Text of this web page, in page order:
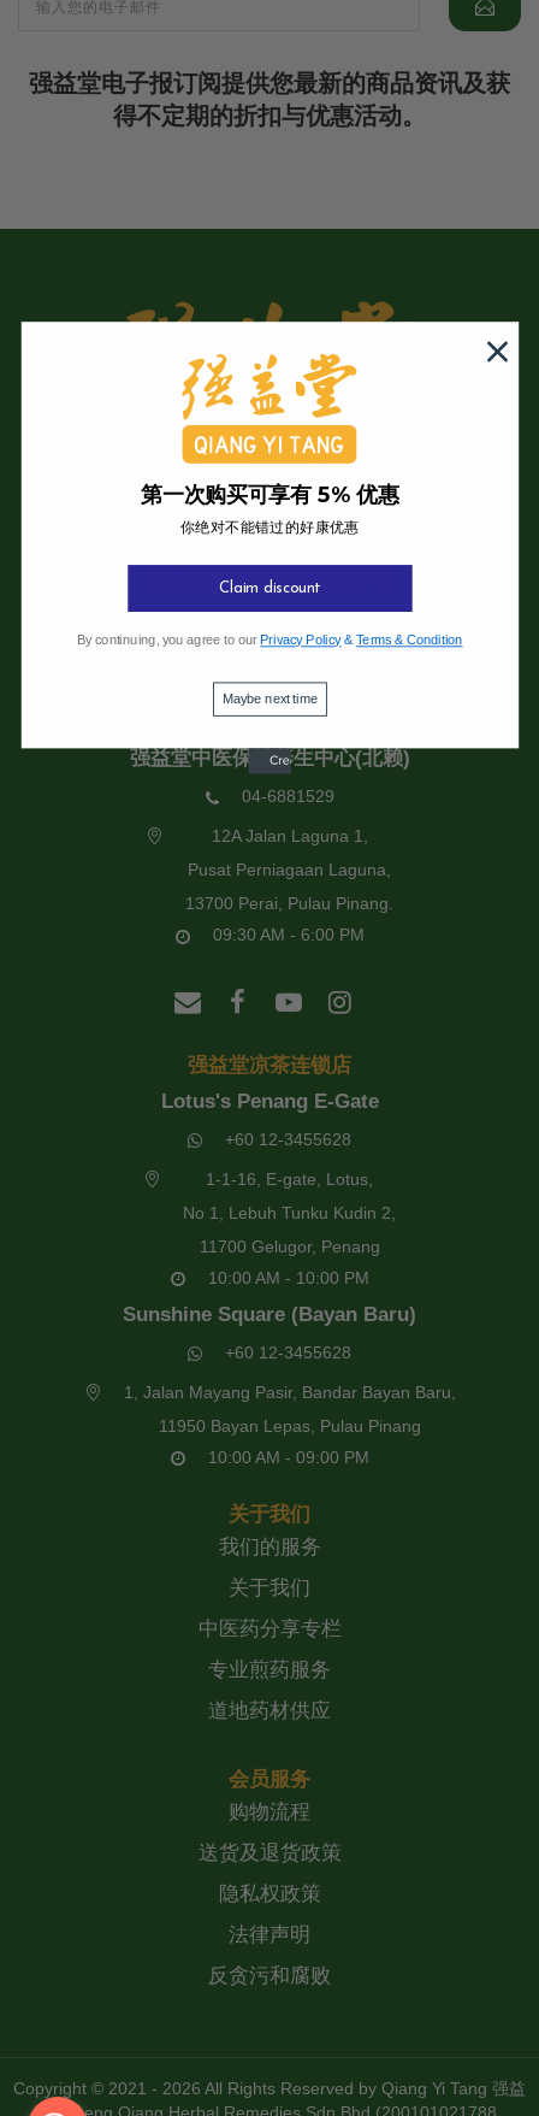
强益堂电子报订阅提供您最新的商品资讯及获
得不定期的折扣与优惠活动。
强益堂全息中医诊所
强益堂全息中医诊所(槟岛)
04-2832108
11600 Pulau Pinang.
09:30 AM - 6:00 PM
强益堂中医保健养生中心(北赖)
04-6881529
12A Jalan Laguna 1,
Pusat Perniagaan Laguna,
13700 Perai, Pulau Pinang.
09:30 AM - 6:00 PM
强益堂凉茶连锁店
Lotus's Penang E-Gate
+60 12-3455628
1-1-16, E-gate, Lotus,
No 1, Lebuh Tunku Kudin 2,
11700 Gelugor, Penang
10:00 AM - 10:00 PM
Sunshine Square (Bayan Baru)
+60 12-3455628
1, Jalan Mayang Pasir, Bandar Bayan Baru,
11950 Bayan Lepas, Pulau Pinang
10:00 AM - 09:00 PM
关于我们
我们的服务
关于我们
中医药分享专栏
专业煎药服务
道地药材供应
会员服务
购物流程
送货及退货政策
隐私权政策
法律声明
反贪污和腐败
Copyright © 2021 - 2026 All Rights Reserved by Qiang Yi Tang 强益
第一次购买可享有 5% 优惠
你绝对不能错过的好康优惠
Claim discount
By continuing, you agree to our Privacy Policy&Terms & Condition
Maybe next time